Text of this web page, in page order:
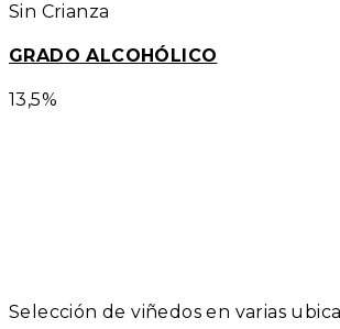
Sin Crianza
GRADO ALCOHÓLICO
13,5%
Selección de viñedos en varias